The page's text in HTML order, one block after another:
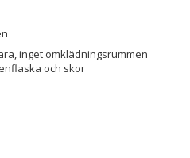
inget omklädningsrummen
och skor